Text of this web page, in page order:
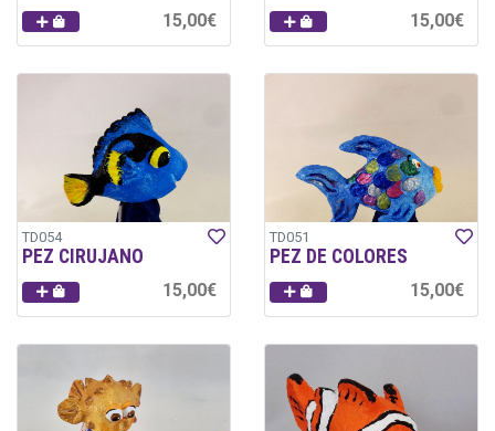
15,00€ 15,00€
TD054
PEZ CIRUJANO
15,00€
TD051
PEZ DE COLORES
15,00€